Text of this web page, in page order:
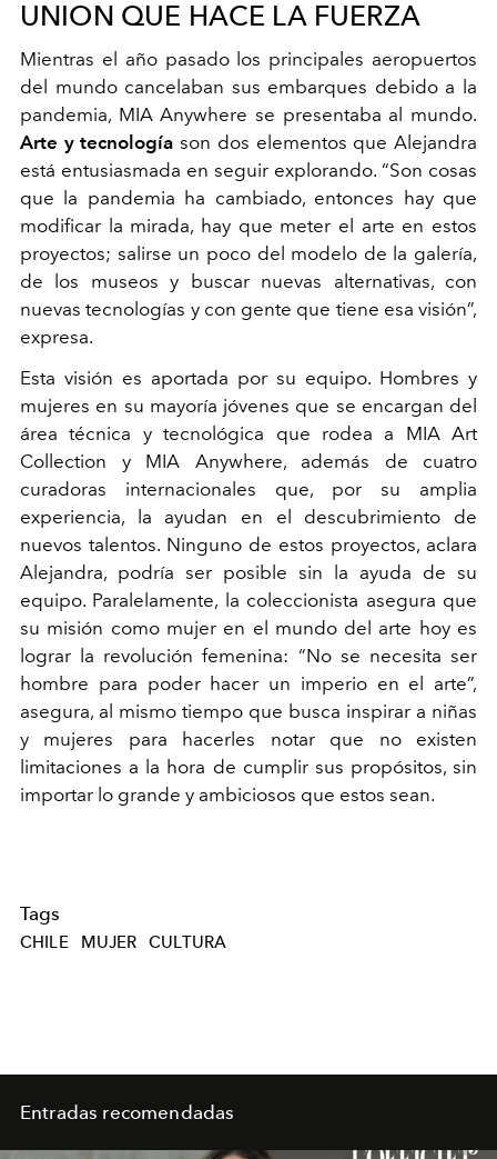
UNION QUE HACE LA FUERZA
Mientras el año pasado los principales aeropuertos
del mundo cancelaban sus embarques debido a la
pandemia, MIA Anywhere se presentaba al mundo.
Arte y tecnología son dos elementos que Alejandra
está entusiasmada en seguir explorando. “Son cosas
que la pandemia ha cambiado, entonces hay que
modificar la mirada, hay que meter el arte en estos
proyectos; salirse un poco del modelo de la galería,
de los museos y buscar nuevas alternativas, con
nuevas tecnologías y con gente que tiene esa visión”,
expresa.
Esta visión es aportada por su equipo. Hombres y
mujeres en su mayoría jóvenes que se encargan del
área técnica y tecnológica que rodea a MIA Art
Collection y MIA Anywhere, además de cuatro
curadoras internacionales que, por su amplia
experiencia, la ayudan en el descubrimiento de
nuevos talentos. Ninguno de estos proyectos, aclara
Alejandra, podría ser posible sin la ayuda de su
equipo. Paralelamente, la coleccionista asegura que
su misión como mujer en el mundo del arte hoy es
lograr la revolución femenina: “No se necesita ser
hombre para poder hacer un imperio en el arte”,
asegura, al mismo tiempo que busca inspirar a niñas
y mujeres para hacerles notar que no existen
limitaciones a la hora de cumplir sus propósitos, sin
importar lo grande y ambiciosos que estos sean.
Tags
CHILE MUJER CULTURA
Entradas recomendadas